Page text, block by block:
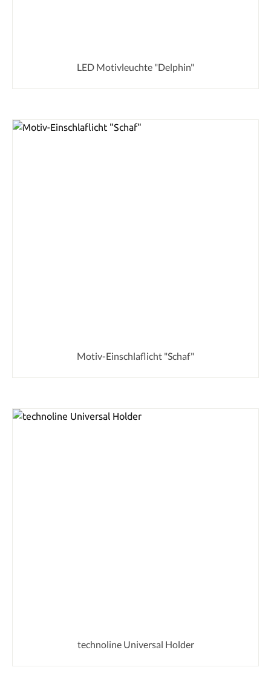
LED Motivleuchte "Delphin"
Motiv-Einschlaflicht "Schaf"
technoline Universal Holder